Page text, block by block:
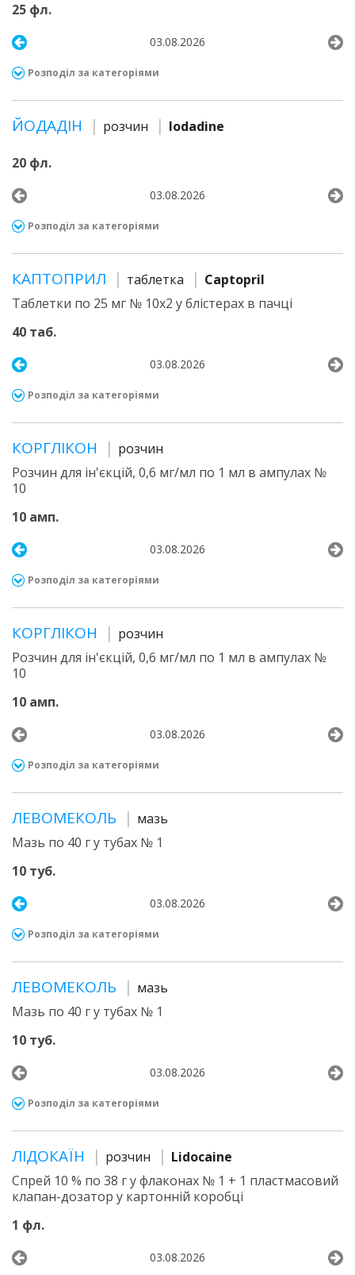
25 фл.
03.08.2026
Розподіл за категоріями
ЙОДАДІН розчин Iodadine
20 фл.
03.08.2026
Розподіл за категоріями
КАПТОПРИЛ таблетка
Captopril
Таблетки по 25 мг № 10х2 у блістерах в пачці
40 таб.
03.08.2026
Розподіл за категоріями
КОРГЛІКОН
розчин
Розчин для ін'єкцій, 0,6 мг/мл по 1 мл в ампулах №
10
10 амп.
03.08.2026
Розподіл за категоріями
КОРГЛІКОН
розчин
Розчин для ін'єкцій, 0,6 мг/мл по 1 мл в ампулах №
10
10 амп.
03.08.2026
Розподіл за категоріями
ЛЕВОМЕКОЛЬ
мазь
Мазь по 40 г у тубах № 1
10 туб.
03.08.2026
Розподіл за категоріями
ЛЕВОМЕКОЛЬ
мазь
Мазь по 40 г у тубах № 1
10 туб.
03.08.2026
Розподіл за категоріями
ЛІДОКАЇН розчин
Lidocaine
Спрей 10 % по 38 г у флаконах № 1 + 1 пластмасовий
клапан-дозатор у картонній коробці
1 фл.
03.08.2026